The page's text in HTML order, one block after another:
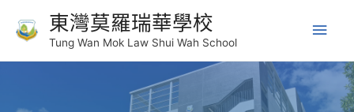
東灣莫羅瑞華學校
Tung Wan Mok Law Shui Wah School